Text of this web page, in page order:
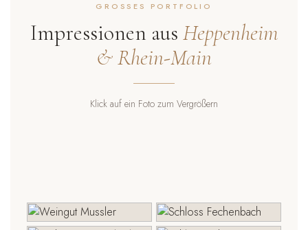
GROSSES PORTFOLIO
Impressionen aus Heppenheim
& Rhein-Main
Klick auf ein Foto zum Vergrößern